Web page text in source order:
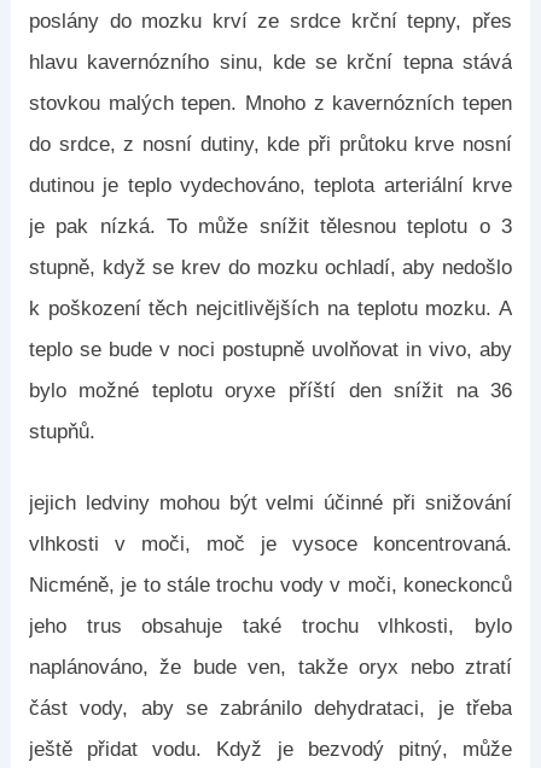
poslány do mozku krví ze srdce krční tepny, přes
hlavu kavernózního sinu, kde se krční tepna stává
stovkou malých tepen. Mnoho z kavernózních tepen
do srdce, z nosní dutiny, kde při průtoku krve nosní
dutinou je teplo vydechováno, teplota arteriální krve
je pak nízká. To může snížit tělesnou teplotu o 3
stupně, když se krev do mozku ochladí, aby nedošlo
k poškození těch nejcitlivějších na teplotu mozku. A
teplo se bude v noci postupně uvolňovat in vivo, aby
bylo možné teplotu oryxe příští den snížit na 36
stupňů.
jejich ledviny mohou být velmi účinné při snižování
vlhkosti v moči, moč je vysoce koncentrovaná.
Nicméně, je to stále trochu vody v moči, koneckonců
jeho trus obsahuje také trochu vlhkosti, bylo
naplánováno, že bude ven, takže oryx nebo ztratí
část vody, aby se zabránilo dehydrataci, je třeba
ještě přidat vodu. Když je bezvodý pitný, může